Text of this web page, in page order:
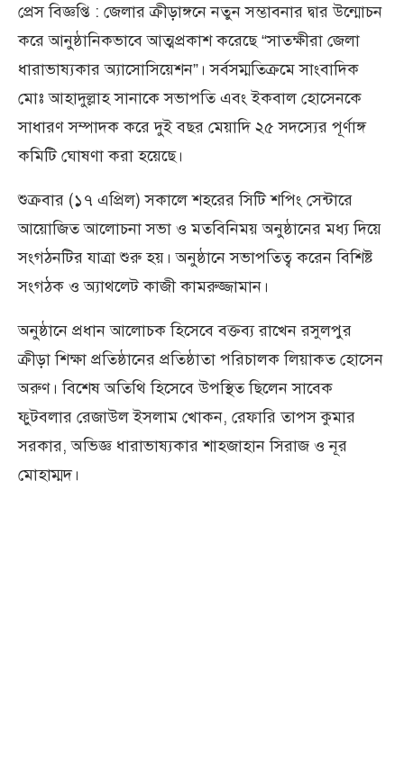
প্রেস বিজ্ঞপ্তি : জেলার ক্রীড়াঙ্গনে নতুন সম্ভাবনার দ্বার উন্মোচন
করে আনুষ্ঠানিকভাবে আত্মপ্রকাশ করেছে “সাতক্ষীরা জেলা
ধারাভাষ্যকার অ্যাসোসিয়েশন”। সর্বসম্মতিক্রমে সাংবাদিক
মোঃ আহাদুল্লাহ সানাকে সভাপতি এবং ইকবাল হোসেনকে
সাধারণ সম্পাদক করে দুই বছর মেয়াদি ২৫ সদস্যের পূর্ণাঙ্গ
কমিটি ঘোষণা করা হয়েছে।
শুক্রবার (১৭ এপ্রিল) সকালে শহরের সিটি শপিং সেন্টারে
আয়োজিত আলোচনা সভা ও মতবিনিময় অনুষ্ঠানের মধ্য দিয়ে
সংগঠনটির যাত্রা শুরু হয়। অনুষ্ঠানে সভাপতিত্ব করেন বিশিষ্ট
সংগঠক ও অ্যাথলেট কাজী কামরুজ্জামান।
অনুষ্ঠানে প্রধান আলোচক হিসেবে বক্তব্য রাখেন রসুলপুর
ক্রীড়া শিক্ষা প্রতিষ্ঠানের প্রতিষ্ঠাতা পরিচালক লিয়াকত হোসেন
অরুণ। বিশেষ অতিথি হিসেবে উপস্থিত ছিলেন সাবেক
ফুটবলার রেজাউল ইসলাম খোকন, রেফারি তাপস কুমার
সরকার, অভিজ্ঞ ধারাভাষ্যকার শাহজাহান সিরাজ ও নূর
মোহাম্মদ।